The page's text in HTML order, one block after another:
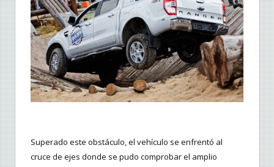
Superado este obstáculo, el vehículo se enfrentó al
cruce de ejes donde se pudo comprobar el amplio